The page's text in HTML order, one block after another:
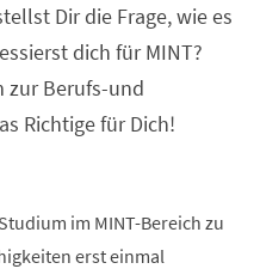
Dir die Frage, wie es
dich für MINT?
zur Berufs-und
Richtige für Dich!
im MINT-Bereich zu
erst einmal